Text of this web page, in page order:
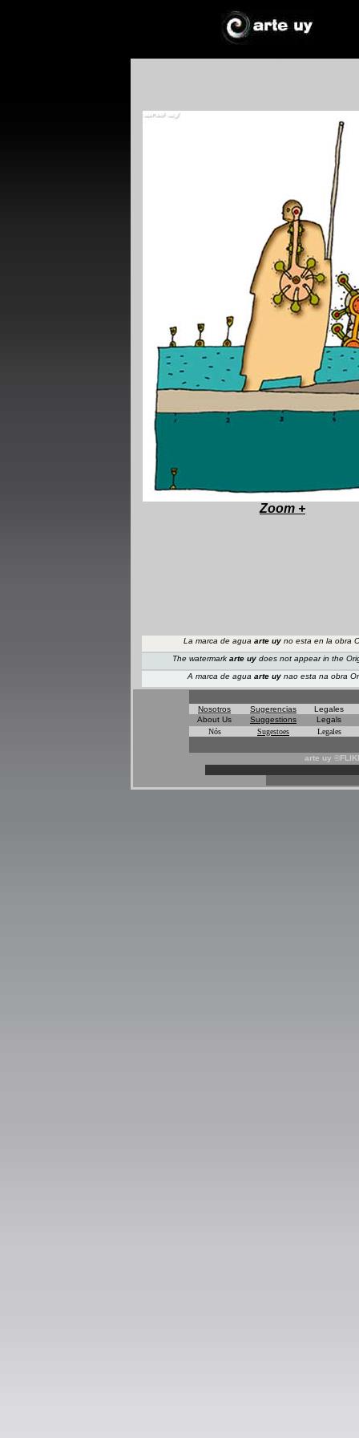
Zoom +
La marca de agua arte uyno esta en la obra
The watermark arte uydoes not appearin the
A marca de agua arte uynao esta na obra
Nosotros Sugerencias
Legales
About Us
Suggestions
Legals
Nós
Sugestoes Legales
arte uy